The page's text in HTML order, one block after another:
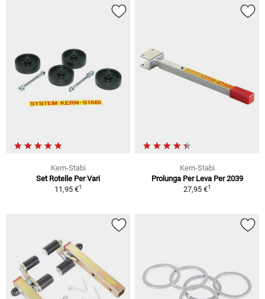
Kern-Stabi
Set Rotelle Per Vari
11,95 €1
Kern-Stabi
Prolunga Per Leva Per 2039
27,95 €1